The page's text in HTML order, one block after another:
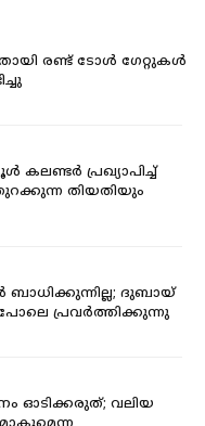
രണ്ട് ടോള്‍ ഗേറ്റുകള്‍
പ്രഖ്യാപിച്ച്
തിയതിയും
ദുബായ്
പ്രവർത്തിക്കുന്നു
ഓടിക്കരുത്; വലിയ